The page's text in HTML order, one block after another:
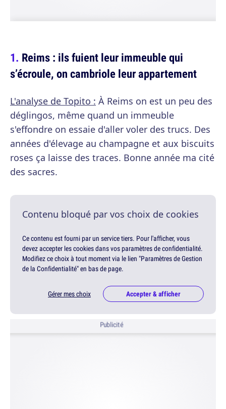
Reims : ils fuient leur immeuble qui
s’écroule, on cambriole leur appartement
L'analyse de Topito : À Reims on est un peu des
déglingos, même quand un immeuble
s'effondre on essaie d'aller voler des trucs. Des
années d'élevage au champagne et aux biscuits
roses ça laisse des traces. Bonne année ma cité
des sacres.
Contenu bloqué par vos choix de cookies
Ce contenu est fourni par un service tiers. Pour l'afficher, vous
devez accepter les cookies dans vos paramètres de confidentialité.
Modifiez ce choix à tout moment via le lien "Paramètres de Gestion
de la Confidentialité" en bas de page.
Gérer mes choix Accepter & afficher
Publicité